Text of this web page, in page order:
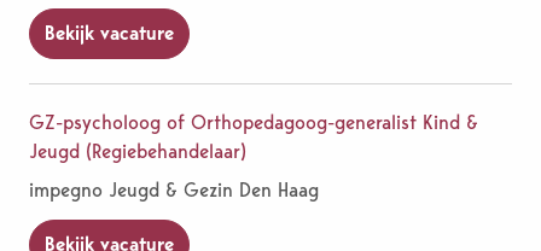
Bekijk vacature
GZ-psycholoog of Orthopedagoog-generalist Kind &
Jeugd (Regiebehandelaar)
impegno Jeugd & Gezin Den Haag
Bekijk vacature